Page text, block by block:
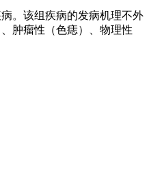
。该组疾病的发病机理不外
肿瘤性（色痣）、物理性